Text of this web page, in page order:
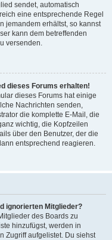
sendet, automatisch
eine entsprechende Regel
jemandem erhältst, so kannst
kann dem betreffenden
versenden.
dieses Forums erhalten!
dieses Forums hat einige
Nachrichten senden,
die komplette E-Mail, die
wichtig, die Kopfzeilen
über den Benutzer, der die
entsprechend reagieren.
ignorierten Mitglieder?
des Boards zu
hinzufügst, werden in
Zugriff aufgelistet. Du siehst